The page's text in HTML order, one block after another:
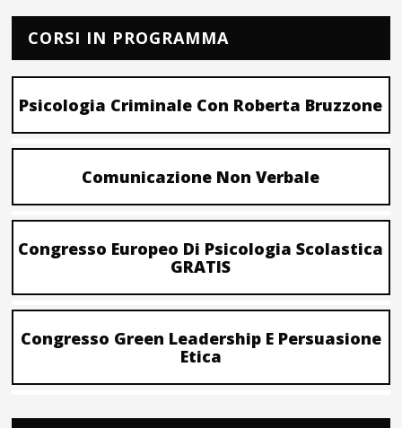
CORSI IN PROGRAMMA
Psicologia Criminale Con Roberta Bruzzone
Comunicazione Non Verbale
Congresso Europeo Di Psicologia Scolastica
GRATIS
Congresso Green Leadership E Persuasione
Etica